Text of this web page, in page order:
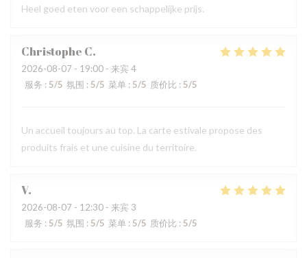
Heel goed eten voor een schappelijke prijs.
Christophe C
2026-08-07 - 19:00 - 来宾 4
服务 : 5/5 氛围 : 5/5 菜单 : 5/5 质价比 : 5/5
Un accueil toujours au top. La carte estivale propose des
produits frais et une cuisine du territoire.
V
2026-08-07 - 12:30 - 来宾 3
服务 : 5/5 氛围 : 5/5 菜单 : 5/5 质价比 : 5/5